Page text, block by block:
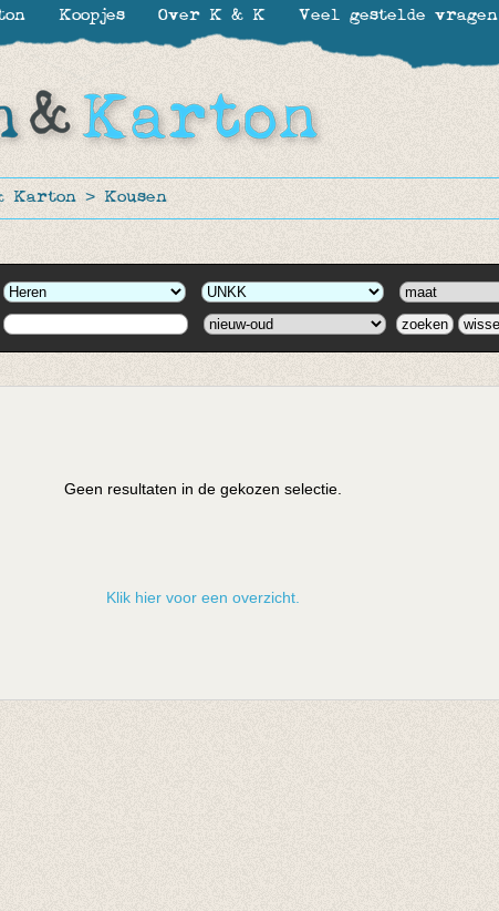
Karton > Kousen
Geen resultaten in de gekozen selectie.
Klik hier voor een overzicht.
Koopjes Over K & K Veel gestelde vragen